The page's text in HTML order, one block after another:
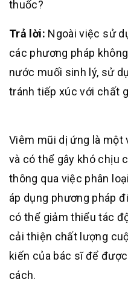
thuốc?
Trả lời: Ngoài việc sử
các phương pháp
nước muối sinh lý, sử
tránh tiếp xúc với chất
Viêm mũi dị ứng là một
và có thể gây khó chịu
thông qua việc phân
áp dụng phương pháp
có thể giảm thiểu tác
cải thiện chất lượng
kiến của bác sĩ để
cách.